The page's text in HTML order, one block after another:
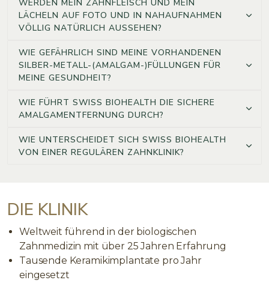
WERDEN MEIN ZAHNFLEISCH UND MEIN
LÄCHELN AUF FOTO UND IN NAHAUFNAHMEN
VÖLLIG NATÜRLICH AUSSEHEN?
WIE GEFÄHRLICH SIND MEINE VORHANDENEN
SILBER-METALL-(AMALGAM-)FÜLLUNGEN FÜR
MEINE GESUNDHEIT?
WIE FÜHRT SWISS BIOHEALTH DIE SICHERE
AMALGAMENTFERNUNG DURCH?
WIE UNTERSCHEIDET SICH SWISS BIOHEALTH
VON EINER REGULÄREN ZAHNKLINIK?
DIE KLINIK
Weltweit führend in der biologischen
Zahnmedizin mit über 25 Jahren Erfahrung
Tausende Keramikimplantate pro Jahr
eingesetzt